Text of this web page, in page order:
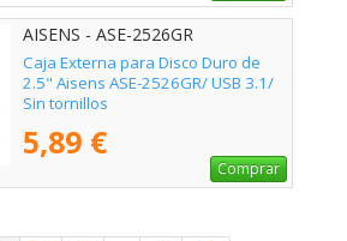
AISENS - ASE-2526GR
Caja Externa para Disco Duro de
2.5" Aisens ASE-2526GR/ USB 3.1/
Sin tornillos
5,89 €
Comprar